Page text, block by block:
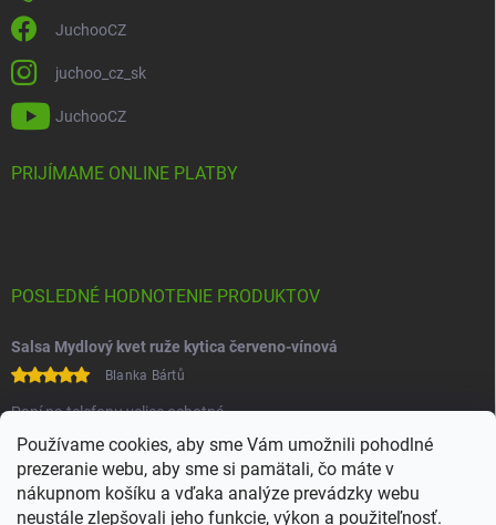
Používame cookies, aby sme Vám umožnili pohodlné
prezeranie webu, aby sme si pamätali, čo máte v
nákupnom košíku a vďaka analýze prevádzky webu
neustále zlepšovali jeho funkcie, výkon a použiteľnosť.
JuchooCZ
juchoo_cz_sk
JuchooCZ
PRIJÍMAME ONLINE PLATBY
POSLEDNÉ HODNOTENIE PRODUKTOV
Salsa Mydlový kvet ruže kytica červeno-vínová
Blanka Bártů
Paní na telefonu velice ochotná